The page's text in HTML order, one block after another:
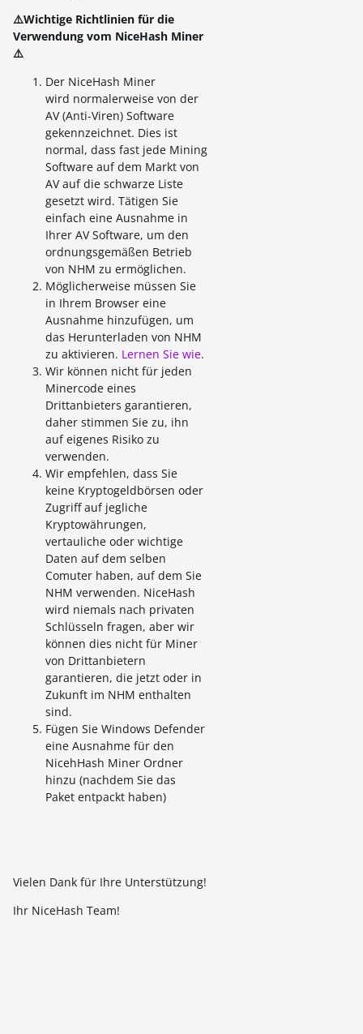
⚠️Wichtige Richtlinien für die
Verwendung vom NiceHash Miner
⚠️
Der NiceHash Miner
wird normalerweise von der
AV (Anti-Viren) Software
gekennzeichnet. Dies ist
normal, dass fast jede Mining
Software auf dem Markt von
AV auf die schwarze Liste
gesetzt wird. Tätigen Sie
einfach eine Ausnahme in
Ihrer AV Software, um den
ordnungsgemäßen Betrieb
von NHM zu ermöglichen.
Möglicherweise müssen Sie
in Ihrem Browser eine
Ausnahme hinzufügen, um
das Herunterladen von NHM
zu aktivieren. Lernen Sie wie.
Wir können nicht für jeden
Minercode eines
Drittanbieters garantieren,
daher stimmen Sie zu, ihn
auf eigenes Risiko zu
verwenden.
Wir empfehlen, dass Sie
keine Kryptogeldbörsen oder
Zugriff auf jegliche
Kryptowährungen,
vertauliche oder wichtige
Daten auf dem selben
Comuter haben, auf dem Sie
NHM verwenden. NiceHash
wird niemals nach privaten
Schlüsseln fragen, aber wir
können dies nicht für Miner
von Drittanbietern
garantieren, die jetzt oder in
Zukunft im NHM enthalten
sind.
Fügen Sie Windows Defender
eine Ausnahme für den
NicehHash Miner Ordner
hinzu (nachdem Sie das
Paket entpackt haben)
Vielen Dank für Ihre Unterstützung!
Ihr NiceHash Team!